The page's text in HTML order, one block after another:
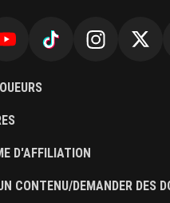
D'AFFILIATION
CONTENU/DEMANDER DES